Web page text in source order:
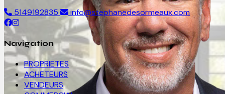
5149192835
info@stephanedesormeaux.com
Navigation
PROPRIETES
ACHETEURS
VENDEURS